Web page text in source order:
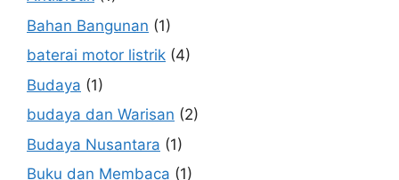
Bahan Bangunan (1)
baterai motor listrik (4)
Budaya (1)
budaya dan Warisan (2)
Budaya Nusantara (1)
Buku dan Membaca (1)